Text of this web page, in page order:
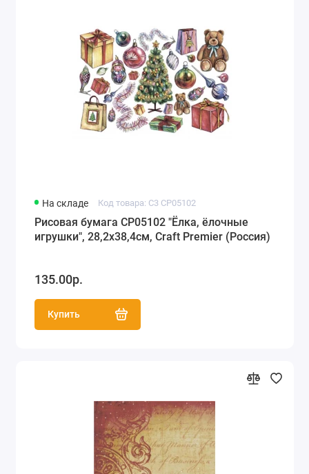
На складе Код товара: C3 CP05102
Рисовая бумага CP05102 "Ёлка, ёлочные
игрушки", 28,2х38,4см, Craft Premier (Россия)
135.00р.
Купить